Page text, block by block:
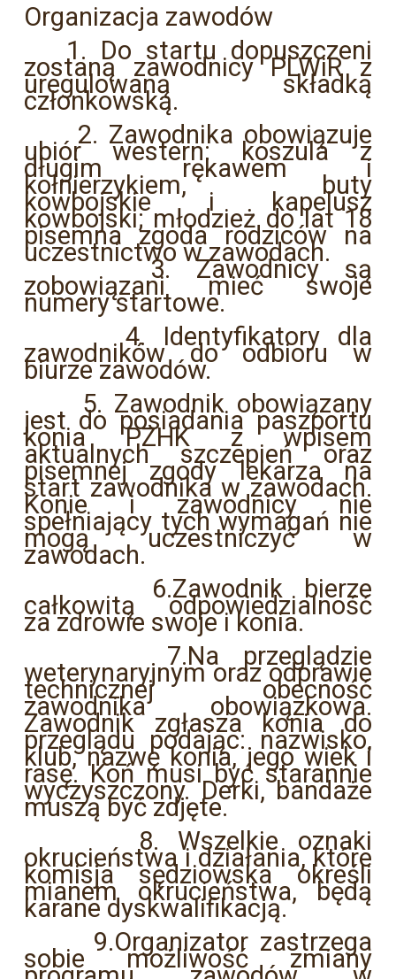
Organizacja zawodów
1. Do startu dopuszczeni
zostaną zawodnicy PLWiR z
uregulowaną składką
członkowską.
2. Zawodnika obowiązuje
ubiór western: koszula z
długim rękawem i
kołnierzykiem, buty
kowbojskie i kapelusz
kowbojski; młodzież do lat 18
pisemna zgoda rodziców na
uczestnictwo w zawodach.
3. Zawodnicy są
zobowiązani mieć swoje
numery startowe.
4. Identyfikatory dla
zawodników do odbioru w
biurze zawodów.
5. Zawodnik obowiązany
jest do posiadania paszportu
konia PZHK z wpisem
aktualnych szczepień oraz
pisemnej zgody lekarza na
start zawodnika w zawodach.
Konie i zawodnicy nie
spełniający tych wymagań nie
mogą uczestniczyć w
zawodach.
6.Zawodnik bierze
całkowitą odpowiedzialność
za zdrowie swoje i konia.
7.Na przeglądzie
weterynaryjnym oraz odprawie
technicznej obecność
zawodnika obowiązkowa.
Zawodnik zgłasza konia do
przeglądu podając: nazwisko,
klub, nazwę konia, jego wiek i
rasę. Koń musi być starannie
wyczyszczony. Derki, bandaże
muszą być zdjęte.
8. Wszelkie oznaki
okrucieństwa i działania, które
komisja sędziowska określi
mianem okrucieństwa, będą
karane dyskwalifikacją.
9.Organizator zastrzega
sobie możliwość zmiany